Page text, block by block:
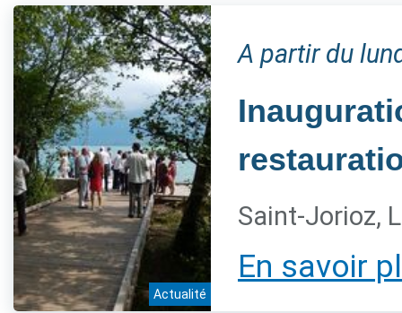
Actualité
A partir du
Saint-Jorioz,
En savoir